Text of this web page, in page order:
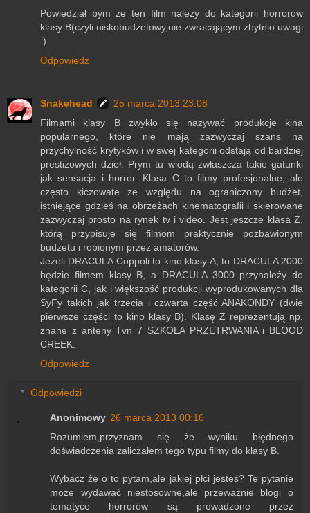
Powiedział bym że ten film należy do kategorii horrorów
klasy B(czyli niskobudżetowy,nie zwracającym zbytnio uwagi
.).
Odpowiedz
Snakehead
25 marca 2013 23:08
Filmami klasy B zwykło się nazywać produkcje kina
popularnego, które nie mają zazwyczaj szans na
przychylność krytyków i w swej kategorii odstają od bardziej
prestiżowych dzieł. Prym tu wiodą zwłaszcza takie gatunki
jak sensacja i horror. Klasa C to filmy profesjonalne, ale
często kiczowate ze względu na ograniczony budżet,
istniejące gdzieś na obrzeżach kinematografii i skierowane
zazwyczaj prosto na rynek tv i video. Jest jeszcze klasa Z,
którą przypisuje się filmom praktycznie pozbawionym
budżetu i robionym przez amatorów.
Jeżeli DRACULA Coppoli to kino klasy A, to DRACULA 2000
będzie filmem klasy B, a DRACULA 3000 przynależy do
kategorii C, jak i większość produkcji wyprodukowanych dla
SyFy takich jak trzecia i czwarta część ANAKONDY (dwie
pierwsze części to kino klasy B). Klasę Z reprezentują np.
znane z anteny Tvn 7 SZKOŁA PRZETRWANIA i BLOOD
CREEK.
Odpowiedz
Odpowiedzi
Anonimowy 26 marca 2013 00:16
Rozumiem,przyznam się że wyniku błędnego
doświadczenia zaliczałem tego typu filmy do klasy B.
Wybacz że o to pytam,ale jakiej płci jesteś? Te pytanie
może wydawać niestosowne,ale przeważnie blogi o
tematyce horrorów są prowadzone przez